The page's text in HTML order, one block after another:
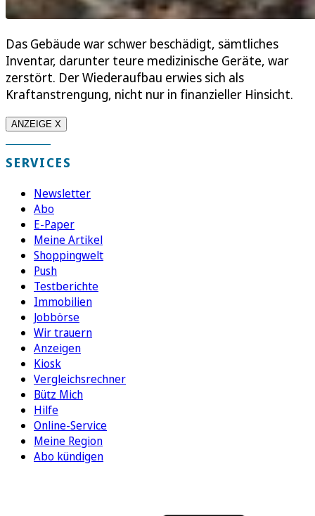
Das Gebäude war schwer beschädigt, sämtliches
Inventar, darunter teure medizinische Geräte, war
zerstört. Der Wiederaufbau erwies sich als
Kraftanstrengung, nicht nur in finanzieller Hinsicht.
ANZEIGE X
SERVICES
Newsletter
Abo
E-Paper
Meine Artikel
Shoppingwelt
Push
Testberichte
Immobilien
Jobbörse
Wir trauern
Anzeigen
Kiosk
Vergleichsrechner
Bütz Mich
Hilfe
Online-Service
Meine Region
Abo kündigen